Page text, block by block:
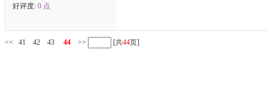
好评度: 0 点
<< 41 42 43 44 >> [共44页]